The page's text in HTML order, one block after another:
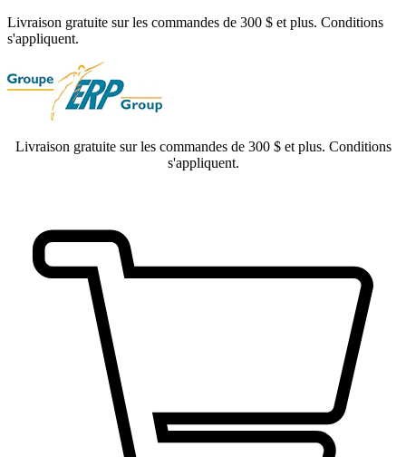
Livraison gratuite sur les commandes de 300 $ et plus. Conditions
s'appliquent.
Livraison gratuite sur les commandes de 300 $ et plus. Conditions
s'appliquent.